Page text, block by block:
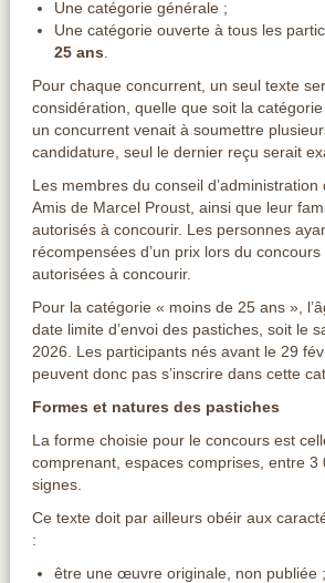
Une catégorie générale ;
Une catégorie ouverte à tous les
25 ans
Pour chaque concurrent, un seul texte
considération, quelle que soit la
un concurrent venait à soumettre
candidature, seul le dernier reçu serait
Les membres du conseil
Amis de Marcel Proust, ainsi que leur
autorisés à concourir. Les personnes
récompensées d’un prix lors du
autorisées à concourir.
Pour la catégorie « moins de 25 ans »,
date limite d’envoi des pastiches, soit le
2026. Les participants nés avant le 29
peuvent donc pas s’inscrire dans cette
Formes et natures des pastiches
La forme choisie pour le concours est
comprenant, espaces comprises, entre 3
signes.
Ce texte doit par ailleurs obéir aux
:
être une œuvre originale, non publiée ;